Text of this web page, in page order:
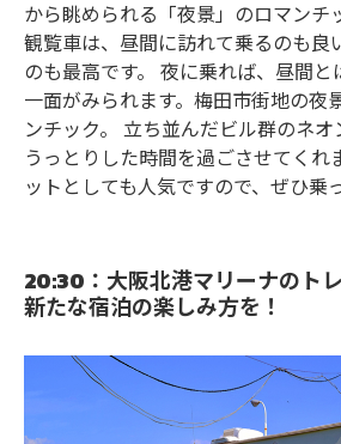
から眺められる「夜景」のロマンチ
観覧車は、昼間に訪れて乗るのも良
のも最高です。 夜に乗れば、昼間
一面がみられます。梅田市街地の夜
ンチック。 立ち並んだビル群のネ
うっとりした時間を過ごさせてく
ットとしても人気ですので、ぜひ乗
20:30：大阪北港マリーナのト
新たな宿泊の楽しみ方を！